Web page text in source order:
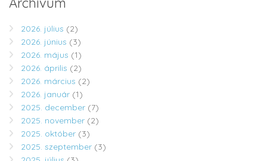
2026. július (2)
2026. június (3)
2026. május (1)
2026. április (2)
2026. március (2)
2026. január (1)
2025. december (7)
2025. november (2)
2025. október (3)
2025. szeptember (3)